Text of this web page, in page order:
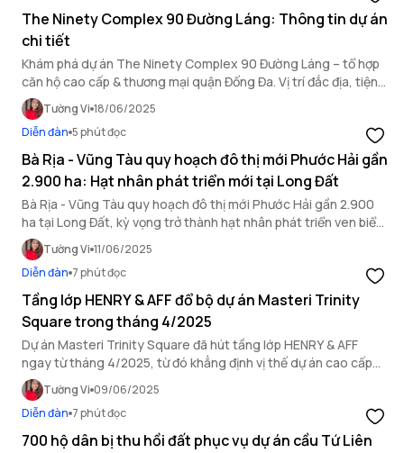
The Ninety Complex 90 Đường Láng: Thông tin dự án
chi tiết
Khám phá dự án The Ninety Complex 90 Đường Láng – tổ hợp
căn hộ cao cấp & thương mại quận Đống Đa. Vị trí đắc địa, tiện
ích hiện đại, tiềm năng sinh lời.
Tường Vi 18/06/2025
Diễn đàn 5 phút đọc
Bà Rịa - Vũng Tàu quy hoạch đô thị mới Phước Hải gần
2.900 ha: Hạt nhân phát triển mới tại Long Đất
Bà Rịa - Vũng Tàu quy hoạch đô thị mới Phước Hải gần 2.900
ha tại Long Đất, kỳ vọng trở thành hạt nhân phát triển ven biển,
thu hút đầu tư và nâng tầm đô thị.
Tường Vi 11/06/2025
Diễn đàn 7 phút đọc
Tầng lớp HENRY & AFF đổ bộ dự án Masteri Trinity
Square trong tháng 4/2025
Dự án Masteri Trinity Square đã hút tầng lớp HENRY & AFF
ngay từ tháng 4/2025, từ đó khẳng định vị thế dự án cao cấp
hàng đầu tại khu vực phía Đông Thủ Đô.
Tường Vi 09/06/2025
Diễn đàn 7 phút đọc
700 hộ dân bị thu hồi đất phục vụ dự án cầu Tứ Liên